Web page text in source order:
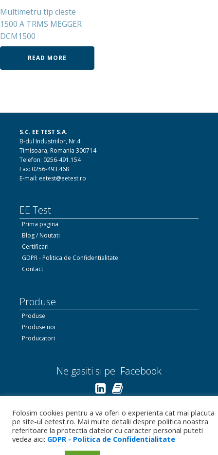
Multimetru tip cleste
1500 A TRMS MEGGER
DCM1500
READ MORE
S.C. EE TEST S.A.
B-dul Industriilor, Nr.4
Timisoara, Romania 300714
Telefon: 0256-491.154
Fax: 0256-493.468
E-mail: eetest@eetest.ro
EE Test
Prima pagina
Blog / Noutati
Certificari
GDPR - Politica de Confidentialitate
Contact
Produse
Produse
Produse noi
Producatori
Ne gasiti si pe Facebook
Linkedin.com
Bizoo.ro
Folosim cookies pentru a va oferi o experienta cat mai placuta
pe site-ul eetest.ro. Mai multe detalii despre politica noastra
referitoare la protectia datelor cu caracter personal puteti
vedea aici: GDPR - Politica de Confidentialitate